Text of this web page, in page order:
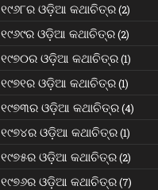
୧୯୬୮ର ଓଡ଼ିଆ କଥାଚିତ୍ର(2)
୧୯୬୯ର ଓଡ଼ିଆ କଥାଚିତ୍ର(2)
୧୯୭୦ର ଓଡ଼ିଆ କଥାଚିତ୍ର(1)
୧୯୭୧ର ଓଡ଼ିଆ କଥାଚିତ୍ର(1)
୧୯୭୩ର ଓଡ଼ିଆ କଥାଚିତ୍ର(4)
୧୯୭୪ର ଓଡ଼ିଆ କଥାଚିତ୍ର(1)
୧୯୭୫ର ଓଡ଼ିଆ କଥାଚିତ୍ର(2)
୧୯୭୬ର ଓଡ଼ିଆ କଥାଚିତ୍ର(7)